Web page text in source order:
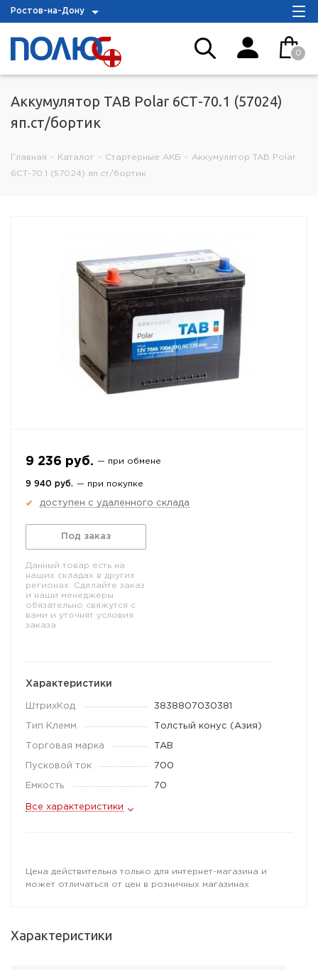
Ростов-на-Дону
0
Аккумулятор TAB Polar 6СТ-70.1 (57024)
яп.ст/бортик
Главная - Каталог - Стартерные АКБ - Аккумулятор TAB Polar
6СТ-70.1 (57024) яп.ст/бортик
9 236 руб. — при обмене
9 940 руб. — при покупке
✔ доступен с удаленного склада
Под заказ
Данный товар есть на
наших складах в других
регионах. Сделайте заказ
и наши менеджеры
обязательно свяжутся с
вами и уточнят условия
заказа
Характеристики
ШтрихКод 3838807030381
Тип Клемм Толстый конус (Азия)
Торговая марка TAB
Пусковой ток 700
Емкость 70
Все характеристики
Цена действительна только для интернет-магазина и
может отличаться от цен в розничных магазинах
Характеристики